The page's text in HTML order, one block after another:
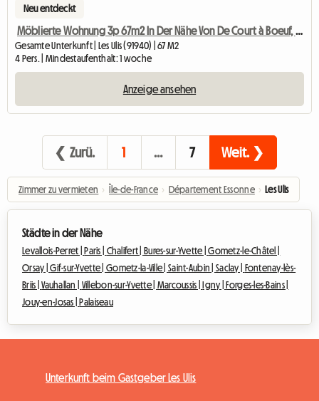
Neu entdeckt
Möblierte Wohnung 3p 67m2 In Der Nähe Von De Court à Boeuf, Saclay
Gesamte Unterkunft | Les Ulis (91940) | 67 M2
4 Pers. | Mindestaufenthalt: 1 woche
Anzeige ansehen
❮ Zurü. 1 … 7 Weit. ❯
Zimmer zu vermieten › Île-de-France › Département Essonne › Les Ulis
Städte in der Nähe
Levallois-Perret | Paris | Chalifert | Bures-sur-Yvette |Gometz-le-Châtel |
Orsay |Gif-sur-Yvette |Gometz-la-Ville |Saint-Aubin | Saclay |
Fontenay-lès-
Briis |Vauhallan | Villebon-sur-Yvette | Marcoussis | Igny |
Forges-les-Bains |
Jouy-en-Josas |
Palaiseau
Unterkunft beim Gastgeber Les Ulis